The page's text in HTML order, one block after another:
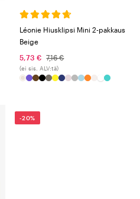
Léonie Hiusklipsi Mini 2-pakkaus
Beige
5,73 €
7,16 €
(ei sis. ALV:tä)
-20%